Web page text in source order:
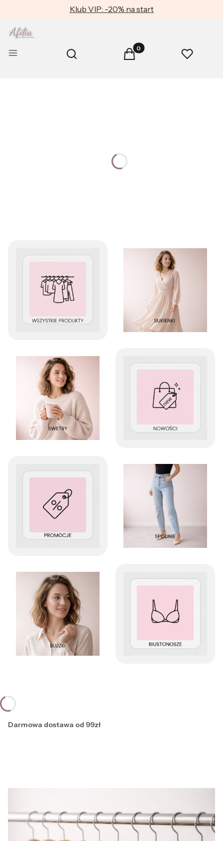
Klub VIP: -20% na start
Menu Otwórz wyszukiwarkę
Szukaj Produkty w koszyku: 0.
Koszyk Ulubione
Darmowa dostawa od 99zł